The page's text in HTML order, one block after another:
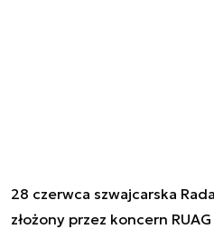
28 czerwca szwajcarska
złożony przez koncern